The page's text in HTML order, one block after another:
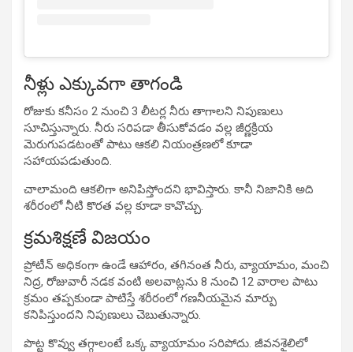
నీళ్లు ఎక్కువగా తాగండి
రోజుకు కనీసం 2 నుంచి 3 లీటర్ల నీరు తాగాలని నిపుణులు
సూచిస్తున్నారు. నీరు సరిపడా తీసుకోవడం వల్ల జీర్ణక్రియ
మెరుగుపడటంతో పాటు ఆకలి నియంత్రణలో కూడా
సహాయపడుతుంది.
చాలామంది ఆకలిగా అనిపిస్తోందని భావిస్తారు. కానీ నిజానికి అది
శరీరంలో నీటి కొరత వల్ల కూడా కావొచ్చు.
క్రమశిక్షణే విజయం
ప్రోటీన్ అధికంగా ఉండే ఆహారం, తగినంత నీరు, వ్యాయామం, మంచి
నిద్ర, రోజువారీ నడక వంటి అలవాట్లను 8 నుంచి 12 వారాల పాటు
క్రమం తప్పకుండా పాటిస్తే శరీరంలో గణనీయమైన మార్పు
కనిపిస్తుందని నిపుణులు చెబుతున్నారు.
పొట్ట కొవ్వు తగ్గాలంటే ఒక్క వ్యాయామం సరిపోదు. జీవనశైలిలో